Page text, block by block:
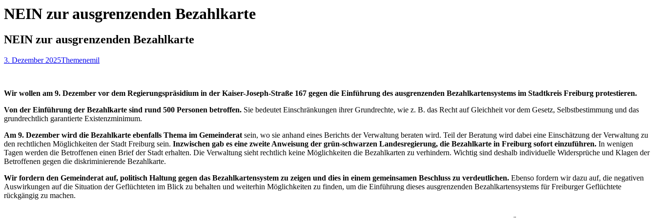
NEIN zur ausgrenzenden Bezahlkarte
NEIN zur ausgrenzenden Bezahlkarte
3. Dezember 2025Themenemil
Wir wollen am 9. Dezember vor dem Regierungspräsidium in der Kaiser-Joseph-Straße 167 gegen die Einführung des ausgrenzenden Bezahlkartensystems im Stadtkreis Freiburg protestieren.
Von der Einführung der Bezahlkarte sind rund 500 Personen betroffen. Sie bedeutet Einschränkungen ihrer Grundrechte, wie z. B. das Recht auf Gleichheit vor dem Gesetz, Selbstbestimmung und das
grundrechtlich garantierte Existenzminimum.
Am 9. Dezember wird die Bezahlkarte ebenfalls Thema im Gemeinderat sein, wo sie anhand eines Berichts der Verwaltung beraten wird. Teil der Beratung wird dabei eine Einschätzung der Verwaltung zu
den rechtlichen Möglichkeiten der Stadt Freiburg sein. Inzwischen gab es eine zweite Anweisung der grün-schwarzen Landesregierung, die Bezahlkarte in Freiburg sofort einzuführen. In wenigen
Tagen werden die Betroffenen einen Brief der Stadt erhalten. Die Verwaltung sieht rechtlich keine Möglichkeiten die Bezahlkarten zu verhindern. Wichtig sind deshalb individuelle Widersprüche und Klagen der
Betroffenen gegen die diskriminierende Bezahlkarte.
Wir fordern den Gemeinderat auf, politisch Haltung gegen das Bezahlkartensystem zu zeigen und dies in einem gemeinsamen Beschluss zu verdeutlichen. Ebenso fordern wir dazu auf, die negativen
Auswirkungen auf die Situation der Geflüchteten im Blick zu behalten und weiterhin Möglichkeiten zu finden, um die Einführung dieses ausgrenzenden Bezahlkartensystems für Freiburger Geflüchtete
rückgängig zu machen.